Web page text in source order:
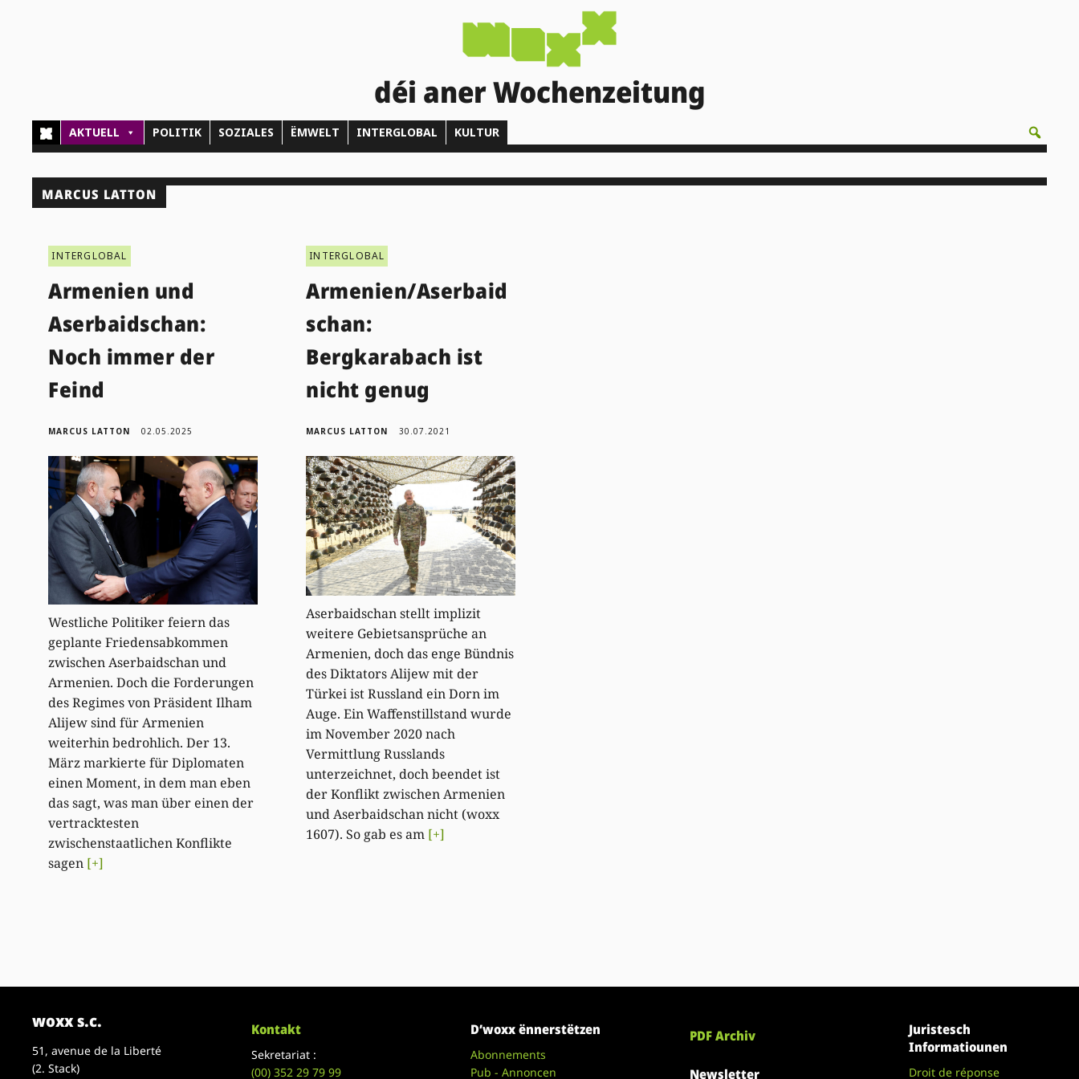
déi aner Wochenzeitung
AKTUELL POLITIK SOZIALES ËMWELT INTERGLOBAL KULTUR
MARCUS LATTON
INTERGLOBAL
Armenien und
Aserbaidschan:
Noch immer der
Feind
MARCUS LATTON 02.05.2025
Westliche Politiker feiern das
geplante Friedensabkommen
zwischen Aserbaidschan und
Armenien. Doch die Forderungen
des Regimes von Präsident Ilham
Alijew sind für Armenien
weiterhin bedrohlich. Der 13.
März markierte für Diplomaten
einen Moment, in dem man eben
das sagt, was man über einen der
vertracktesten
zwischenstaatlichen Konflikte
sagen [+]
INTERGLOBAL
Armenien/Aserbaid
schan:
Bergkarabach ist
nicht genug
MARCUS LATTON 30.07.2021
Aserbaidschan stellt implizit
weitere Gebietsansprüche an
Armenien, doch das enge Bündnis
des Diktators Alijew mit der
Türkei ist Russland ein Dorn im
Auge. Ein Waffenstillstand wurde
im November 2020 nach
Vermittlung Russlands
unterzeichnet, doch beendet ist
der Konflikt zwischen Armenien
und Aserbaidschan nicht (woxx
1607). So gab es am [+]
woxx s.c.
51, avenue de la Liberté
(2. Stack)
Kontakt
Sekretariat :
(00)352 29 79 99
D’woxx ënnerstëtzen
Abonnements
Pub - Annoncen
PDF Archiv
Newsletter
Juristesch
Informatiounen
Droit de réponse